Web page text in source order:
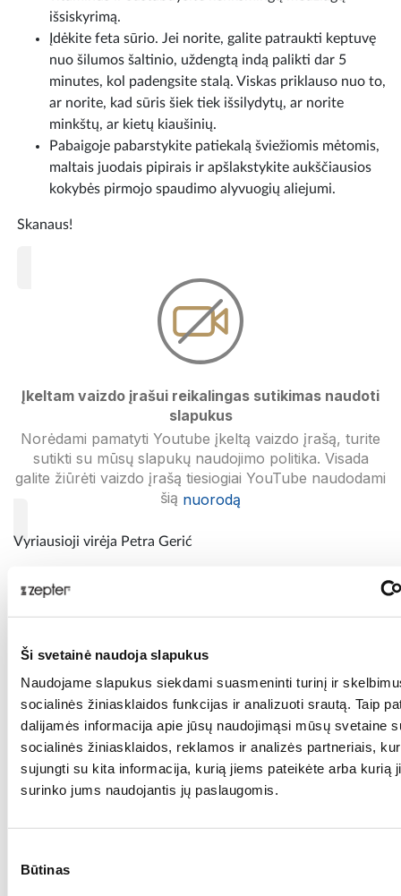
Ši svetainė naudoja slapukus
Naudojame slapukus siekdami suasmeninti turinį ir
socialinės žiniasklaidos funkcijas ir analizuoti srautą. Taip
dalijamės informacija apie jūsų naudojimąsi mūsų svetaine
socialinės žiniasklaidos, reklamos ir analizės partneriais,
sujungti su kita informacija, kurią jiems pateikėte arba kurią
surinko jums naudojantis jų paslaugomis.
pasirinkimas
Būtinas
išsiskyrimą.
Įdėkite feta sūrio. Jei norite, galite patraukti keptuvę
nuo šilumos šaltinio, uždengtą indą palikti dar 5
minutes, kol padengsite stalą. Viskas priklauso nuo to,
ar norite, kad sūris šiek tiek išsilydytų, ar norite
minkštų, ar kietų kiaušinių.
Pabaigoje pabarstykite patiekalą šviežiomis mėtomis,
maltais juodais pipirais ir apšlakstykite aukščiausios
kokybės pirmojo spaudimo alyvuogių aliejumi.
Skanaus!
Įkeltam vaizdo įrašui reikalingas sutikimas naudoti
slapukus
Norėdami pamatyti Youtube įkeltą vaizdo įrašą, turite
sutikti su mūsų slapukų naudojimo politika. Visada
galite žiūrėti vaizdo įrašą tiesiogiai YouTube naudodami
šią nuorodą
Vyriausioji virėja Petra Gerić
Su Zepter gyvenkyte sveikiau, gyvenkyte ilgiau!
Pasidalinti:
Jums taip pat gali patikti: